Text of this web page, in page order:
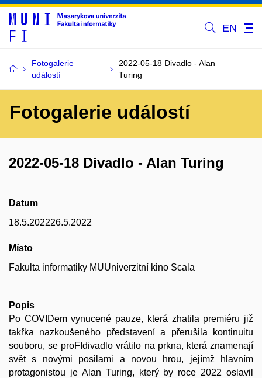
EN
Fotogalerie
událostí
2022-05-18 Divadlo - Alan
Turing
Fotogalerie událostí
2022-05-18 Divadlo - Alan Turing
Datum
18.5.202226.5.2022
Místo
Fakulta informatiky MUUniverzitní kino Scala
Popis
Po COVIDem vynucené pauze, která zhatila premiéru již
takřka nazkoušeného představení a přerušila kontinuitu
souboru, se proFIdivadlo vrátilo na prkna, která znamenají
svět s novými posilami a novou hrou, jejímž hlavním
protagonistou je Alan Turing, který by roce 2022 oslavil